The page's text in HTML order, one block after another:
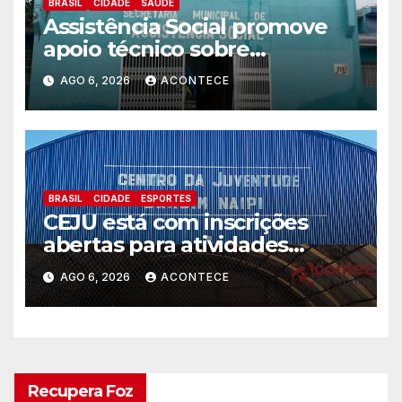
BRASIL CIDADE SAÚDE
Assistência Social promove
apoio técnico sobre
preparação e resposta a
situações de emergência e
calamidade pública
AGO 6, 2026 ACONTECE
BRASIL CIDADE ESPORTES
CEJU está com inscrições
abertas para atividades
gratuitas
AGO 6, 2026 ACONTECE
Recupera Foz